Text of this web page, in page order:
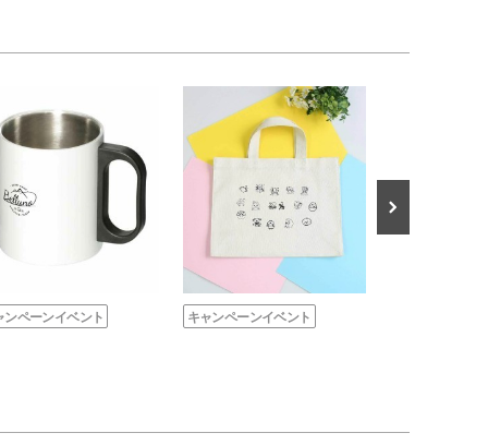
ンペーンイベント キャンペーンイベント